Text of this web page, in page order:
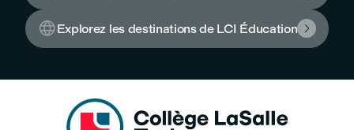
Explorez les destinations de LCI Éducation 